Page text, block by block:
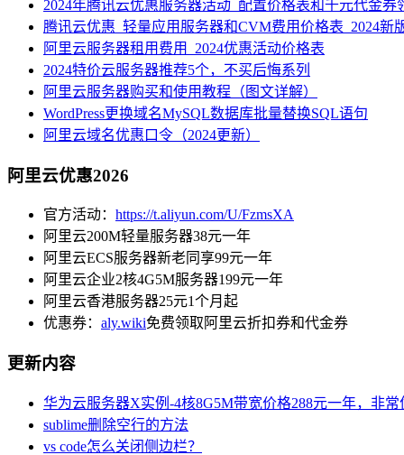
2024年腾讯云优惠服务器活动_配置价格表和千元代金券
腾讯云优惠_轻量应用服务器和CVM费用价格表_2024新
阿里云服务器租用费用_2024优惠活动价格表
2024特价云服务器推荐5个，不买后悔系列
阿里云服务器购买和使用教程（图文详解）
WordPress更换域名MySQL数据库批量替换SQL语句
阿里云域名优惠口令（2024更新）
阿里云优惠2026
官方活动： https://t.aliyun.com/U/FzmsXA
阿里云200M轻量服务器38元一年
阿里云ECS服务器新老同享99元一年
阿里云企业2核4G5M服务器199元一年
阿里云香港服务器25元1个月起
优惠券： aly.wiki免费领取阿里云折扣券和代金券
更新内容
华为云服务器X实例-4核8G5M带宽价格288元一年，非常
sublime删除空行的方法
vs code怎么关闭侧边栏？